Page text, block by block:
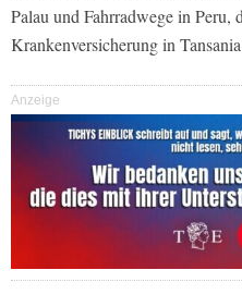
Palau und Fahrradwege in Peru,
Krankenversicherung in
Anzeige